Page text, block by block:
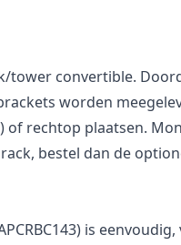
tower convertible.
worden
of rechtop plaatsen.
bestel dan de
is eenvoudig,